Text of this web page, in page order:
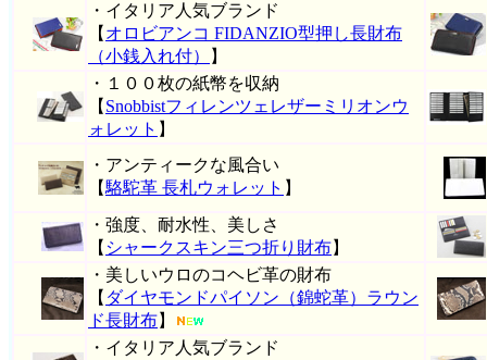
・イタリア人気ブランド
【 オロビアンコ FIDANZIO型押し長財布
（小銭入れ付）
】
・１００枚の紙幣を収納
【 Snobbistフィレンツェレザーミリオンウ
ォレット 】
・アンティークな風合い
【駱駝革 長札ウォレット 】
・強度、耐水性、美しさ
【 シャークスキン三つ折り財布】
・美しいウロのコヘビ革の財布
【 ダイヤモンドパイソン（錦蛇革）ラウン
ド長財布】
・イタリア人気ブランド